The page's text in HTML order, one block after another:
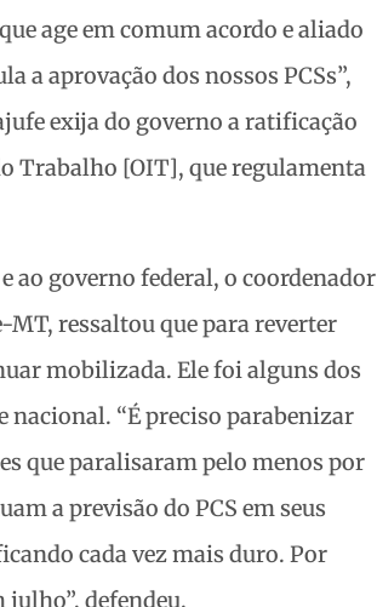
age em comum acordo e aliado
a aprovação dos nossos PCSs”,
exija do governo a ratificação
Trabalho [OIT], que regulamenta
ao governo federal, o coordenador
ressaltou que para reverter
mobilizada. Ele foi alguns dos
nacional. “É preciso parabenizar
que paralisaram pelo menos por
a previsão do PCS em seus
cada vez mais duro. Por
defendeu.